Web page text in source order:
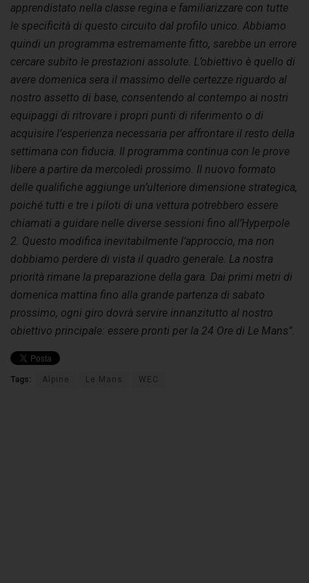
apprendistato nella classe regina e familiarizzare con tutte
le specificità di questo circuito dal profilo unico. Abbiamo
quindi un programma estremamente fitto, sarebbe un errore
cercare subito le prestazioni assolute. L’obiettivo è quello di
avere domenica sera il massimo delle certezze riguardo al
nostro assetto di base, consentendo al contempo ai nostri
equipaggi di ritrovare i propri punti di riferimento o di
acquisire l’esperienza necessaria per affrontare il resto della
settimana con fiducia. Il programma continua con le prove
libere a partire da mercoledì prossimo. Il nuovo formato
delle qualifiche aggiunge un’ulteriore dimensione strategica,
poiché tutti e tre i piloti di una vettura potrebbero essere
chiamati a guidare nelle diverse sessioni fino all’Hyperpole
2. Questo modifica inevitabilmente l’approccio, ma non
dobbiamo perdere di vista il quadro generale. La nostra
priorità rimane la preparazione della gara. Dai primi metri di
domenica mattina fino alla grande partenza di sabato
prossimo, ogni giro dovrà servire innanzitutto al nostro
obiettivo principale: essere pronti per la 24 Ore di Le Mans”
Tags: Alpine Le Mans WEC